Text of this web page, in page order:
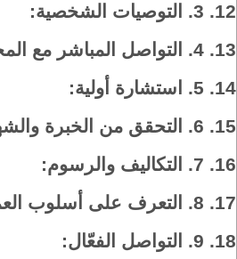
12.
3. التوصيات الشخصية:
13. 4. التواصل المباشر مع المحامين:
14.
5. استشارة أولية:
15.
6. التحقق من الخبرة والشهادات:
16.
7. التكاليف والرسوم:
17.
8. التعرف على أسلوب العمل:
18.
9. التواصل الفعّال: